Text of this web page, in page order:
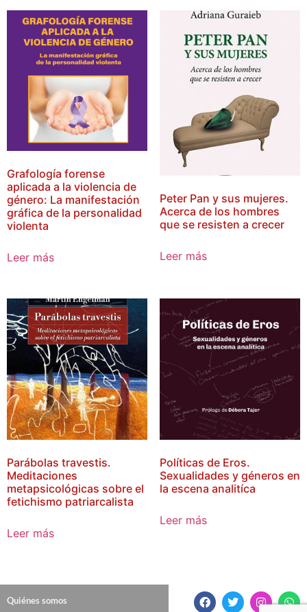
Grafología forense
aplicada a la violencia de
género: La manifestación
gráfica de la personalidad
violenta
Leer más
Peter Pan y sus mujeres.
Acerca de los hombres
que se resisten a crecer
Leer más
Parábolas travestis.
Meditaciones
metapsicológicas sobre el
fetichismo patriarcalista
Leer más
Políticas de Eros.
Sexualidades y géneros en
la escena analitíca
Leer más
Quiénes somos